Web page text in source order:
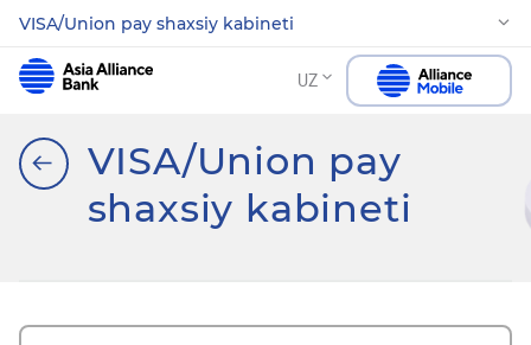
VISA/Union pay shaxsiy kabineti
UZ
VISA/Union pay
shaxsiy kabineti